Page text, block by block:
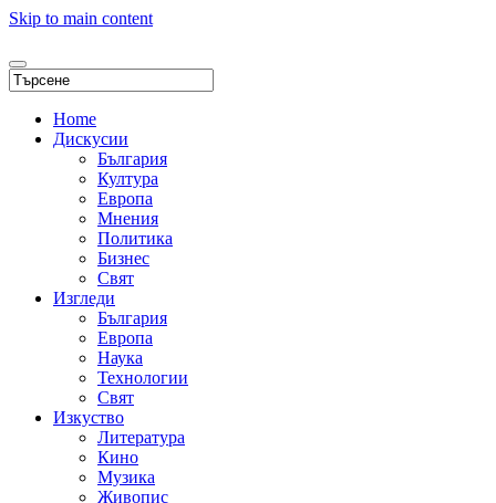
Skip to main content
Home
Дискусии
България
Култура
Европа
Мнения
Политика
Бизнес
Свят
Изгледи
България
Европа
Наука
Технологии
Свят
Изкуство
Литература
Кино
Музика
Живопис